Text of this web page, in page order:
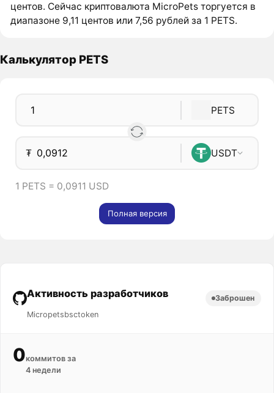
центов. Сейчас криптовалюта MicroPets торгуется в
диапазоне 9,11 центов или 7,56 рублей за 1 PETS.
Калькулятор PETS
PETS
₮ USDT
1 PETS = 0,0911 USD
Полная версия
Активность разработчиков
Micropetsbsctoken
Заброшен
0коммитов за
4 недели